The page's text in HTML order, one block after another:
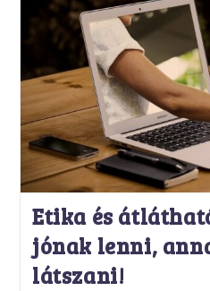
Etika és
jónak lenni,
látszani!